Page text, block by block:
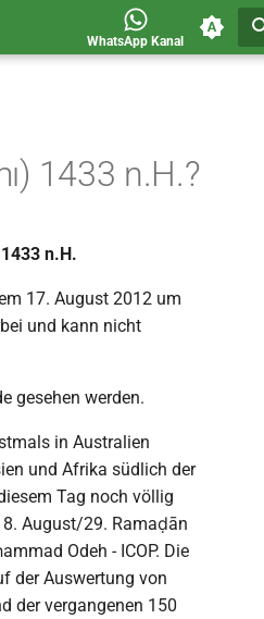
WhatsApp Kanal
1433 n.H.?
n.H.
17. August 2012 um
und kann nicht
gesehen werden.
in Australien
und Afrika südlich der
Tag noch völlig
August/29. Ramaḍān
Odeh - ICOP. Die
der Auswertung von
der vergangenen 150